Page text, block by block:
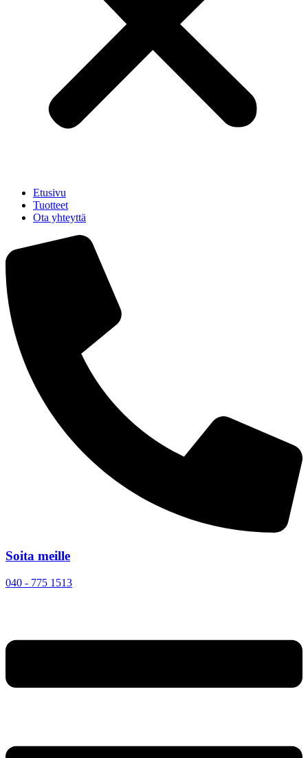
Etusivu
Tuotteet
Ota yhteyttä
Soita meille
040 - 775 1513